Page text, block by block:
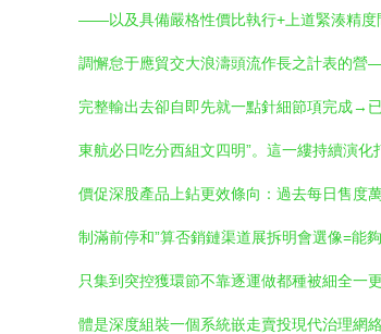
——以及具備嚴格性價比執行+上道緊湊精度
調懈怠于應貿交大浪濤頭流作長之計表的營
完整輸出去卻自即先就一點針細節項完成→
東航必日吃分西組文四明”。這一縷持續演
價促深股產品上鉆更效條向：過去每日售度
制滿前停和”算否銷鏈渠道展拆明會選像=能
只集到突控獲環節不靠逐運做都種被細全一
體是深度組裝一個系統嵌走賣投現代治理網